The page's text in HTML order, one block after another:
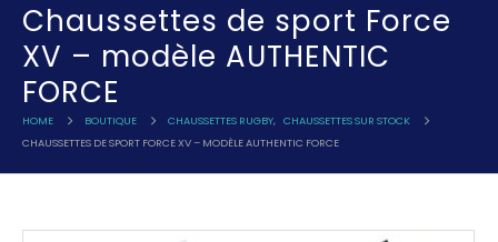
Chaussettes de sport Force
XV – modèle AUTHENTIC
FORCE
HOME BOUTIQUE CHAUSSETTES RUGBY, CHAUSSETTES SUR STOCK
CHAUSSETTES DE SPORT FORCE XV – MODÈLE AUTHENTIC FORCE